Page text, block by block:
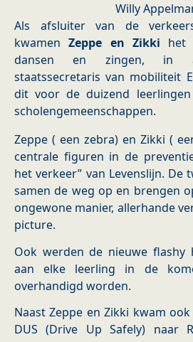
Willy
Als afsluiter van de
kwamen Zeppe en Zikki het
dansen en zingen, in
staatssecretaris van mobiliteit
dit voor de duizend leerlingen
scholengemeenschappen.
Zeppe ( een zebra) en Zikki (
centrale figuren in de
het verkeer” van Levenslijn. De
samen de weg op en brengen
ongewone manier, allerhande
picture.
Ook werden de nieuwe flashy
aan elke leerling in de
overhandigd worden.
Naast Zeppe en Zikki kwam
DUS (Drive Up Safely) naar